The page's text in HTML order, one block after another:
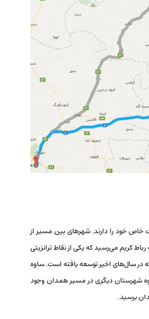
خود را دارند. شهرهای بین مسیر از
کریم می‌رسید که یکی از نقاط ترانزیتی
در سال‌های اخیر توسعه یافته است. ساوه
شهرستان دیگری در مسیر همدان وجود
برسید.